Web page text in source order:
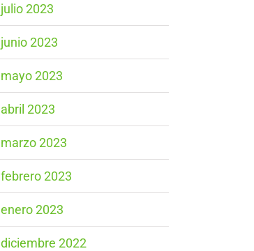
julio 2023
junio 2023
mayo 2023
abril 2023
marzo 2023
febrero 2023
enero 2023
diciembre 2022